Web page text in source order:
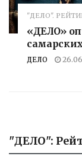
"ДЕЛО".
«ДЕЛО»
ДЕЛО
"ДЕЛО":